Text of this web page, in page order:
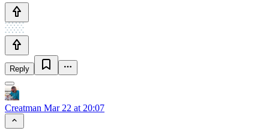
Reply
Creatman Mar 22 at 20:07